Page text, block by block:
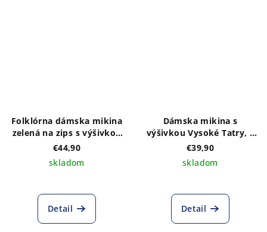
Folklórna dámska mikina
zelená na zips s výšivkou
na prednom a zadnom
z troch farebných
€44,90
skladom
Detail
Dámska mikina s
výšivkou Vysoké Tatry, s
kapucňou
€39,90
skladom
Detail